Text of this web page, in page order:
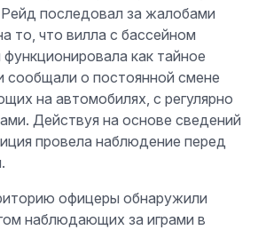
последовал за жалобами
то, что вилла с бассейном
как тайное
сообщали о постоянной смене
на автомобилях, с регулярно
Действуя на основе сведений
провела наблюдение перед
офицеры обнаружили
наблюдающих за играми в